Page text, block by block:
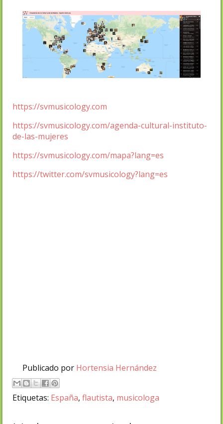
https://svmusicology.com
https://svmusicology.com/agenda-cultural-instituto-
de-las-mujeres
https://svmusicology.com/mapa?lang=es
https://twitter.com/svmusicology?lang=es
Publicado por Hortensia Hernández
Etiquetas: España, flautista, musicologa